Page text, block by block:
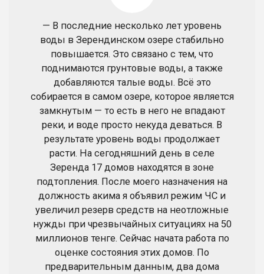
— В последние несколько лет уровень
воды в Зерендинском озере стабильно
повышается. Это связано с тем, что
поднимаются грунтовые воды, а также
добавляются талые воды. Всё это
собирается в самом озере, которое является
замкнутым — то есть в него не впадают
реки, и воде просто некуда деваться. В
результате уровень воды продолжает
расти. На сегодняшний день в селе
Зеренда 17 домов находятся в зоне
подтопления. После моего назначения на
должность акима я объявил режим ЧС и
увеличил резерв средств на неотложные
нужды при чрезвычайных ситуациях на 50
миллионов тенге. Сейчас начата работа по
оценке состояния этих домов. По
предварительным данным, два дома